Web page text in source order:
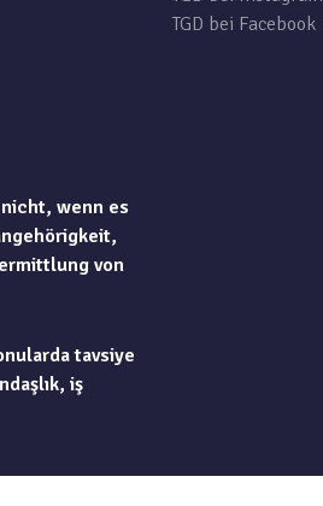
wenn es
von
tavsiye
iş
TGD bei Facebook